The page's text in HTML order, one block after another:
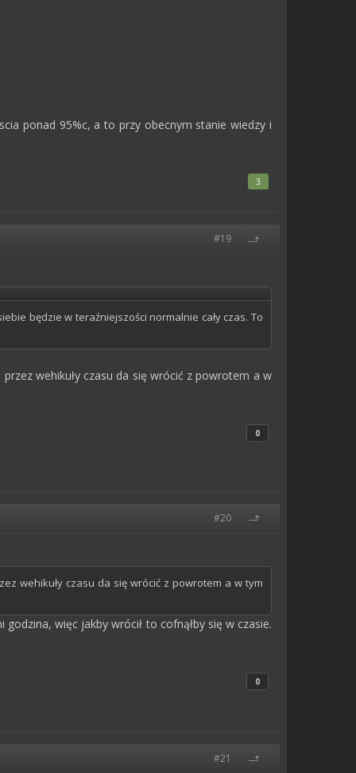
ponad 95%c, a to przy obecnym stanie wiedzy i
3
#19
będzie w teraźniejszości normalnie cały czas. To
wehikuły czasu da się wrócić z powrotem a w
0
#20
wehikuły czasu da się wrócić z powrotem a w tym
więc jakby wrócił to cofnąłby się w czasie.
0
#21